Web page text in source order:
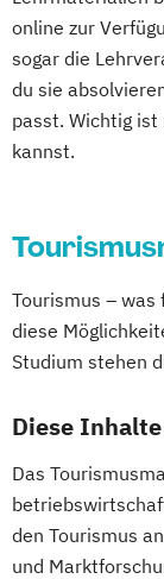
online zur
sogar die
du sie
passt. Wichtig ist
kannst.
Tourismus –
diese
Studium stehen
Diese
Das
den Tourismus
und